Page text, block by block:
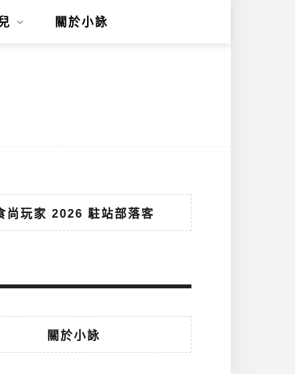
關於小詠
尚玩家 2026 駐站部落客
關於小詠